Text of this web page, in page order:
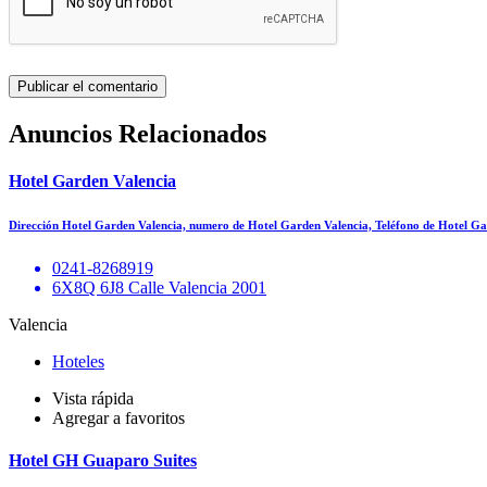
Anuncios Relacionados
Hotel Garden Valencia
Dirección Hotel Garden Valencia, numero de Hotel Garden Valencia, Teléfono de Hotel
0241-8268919
6X8Q 6J8 Calle Valencia 2001
Valencia
Hoteles
Vista rápida
Agregar a favoritos
Hotel GH Guaparo Suites